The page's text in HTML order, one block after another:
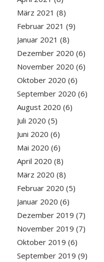
März 2021 (8)
Februar 2021 (9)
Januar 2021 (8)
Dezember 2020 (6)
November 2020 (6)
Oktober 2020 (6)
September 2020 (6)
August 2020 (6)
Juli 2020 (5)
Juni 2020 (6)
Mai 2020 (6)
April 2020 (8)
März 2020 (8)
Februar 2020 (5)
Januar 2020 (6)
Dezember 2019 (7)
November 2019 (7)
Oktober 2019 (6)
September 2019 (9)